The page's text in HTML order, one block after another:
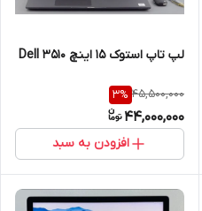
لپ تاپ استوک 15 اینچ Dell 3510
45,500,000
3%
44,000,000
افزودن به سبد